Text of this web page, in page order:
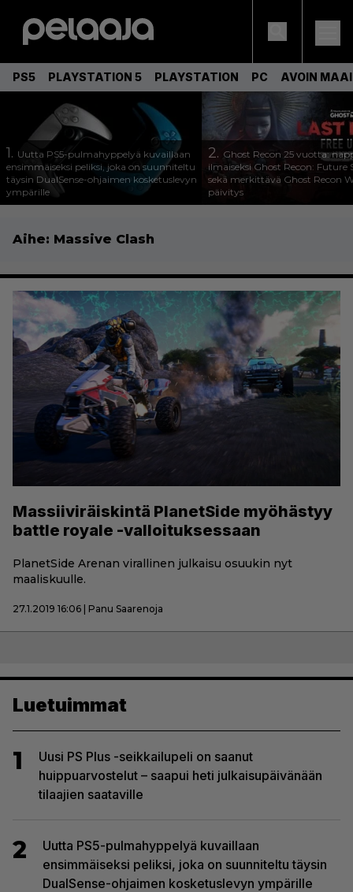
PS5 PLAYSTATION 5 PLAYSTATION PC AVOIN
1. Uutta PS5-pulmahyppelyä kuvaillaan
ensimmäiseksi peliksi, joka on suunniteltu
täysin DualSense-ohjaimen kosketuslevyn
ympärille
2. Ghost Recon 25 vuotta:
ilmaiseksi Ghost Recon: Future
sekä merkittävä Ghost Recon
päivitys
Aihe: Massive Clash
Massiiviräiskintä PlanetSide myöhästyy
battle royale -valloituksessaan
PlanetSide Arenan virallinen julkaisu osuukin nyt
maaliskuulle.
27.1.2019 16:06 | Panu Saarenoja
Luetuimmat
1
Uusi PS Plus -seikkailupeli on saanut
huippuarvostelut – saapui heti julkaisupäivänään
tilaajien saataville
2
Uutta PS5-pulmahyppelyä kuvaillaan
ensimmäiseksi peliksi, joka on suunniteltu täysin
DualSense-ohjaimen kosketuslevyn ympärille